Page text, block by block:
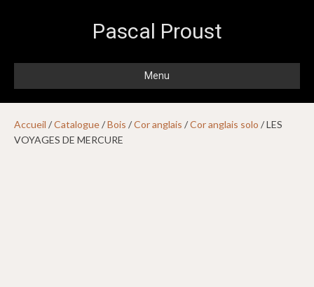
Pascal Proust
Menu
Accueil /Catalogue/Bois /Cor anglais /Cor anglais solo / LES
VOYAGES DE MERCURE